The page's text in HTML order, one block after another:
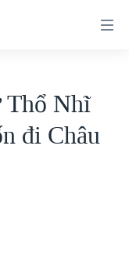
Thổ Nhĩ
đi Châu